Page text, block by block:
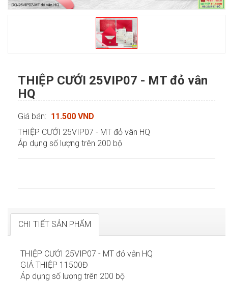
THIỆP CƯỚI 25VIP07 - MT đỏ vân
HQ
Giá bán: 11.500 VND
THIỆP CƯỚI 25VIP07 - MT đỏ vân HQ
Áp dụng số lượng trên 200 bộ
CHI TIẾT SẢN PHẨM
THIỆP CƯỚI 25VIP07 - MT đỏ vân HQ
GIÁ THIỆP 11500Đ
Áp dụng số lượng trên 200 bộ